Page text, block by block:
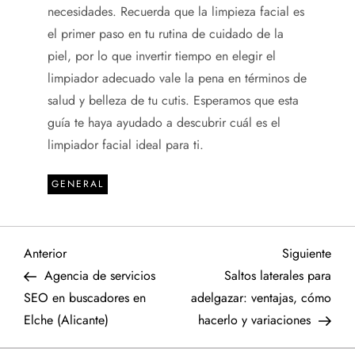
necesidades. Recuerda que la limpieza facial es
el primer paso en tu rutina de cuidado de la
piel, por lo que invertir tiempo en elegir el
limpiador adecuado vale la pena en términos de
salud y belleza de tu cutis. Esperamos que esta
guía te haya ayudado a descubrir cuál es el
limpiador facial ideal para ti.
GENERAL
N
a
v
Entrada
anterior
Anterior
Agencia de servicios
SEO en buscadores en
Elche (Alicante)
Siguiente
Saltos laterales para
adelgazar: ventajas, cómo
hacerlo y variaciones